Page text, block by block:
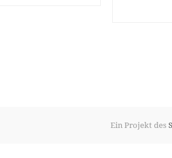
Ein Projekt des